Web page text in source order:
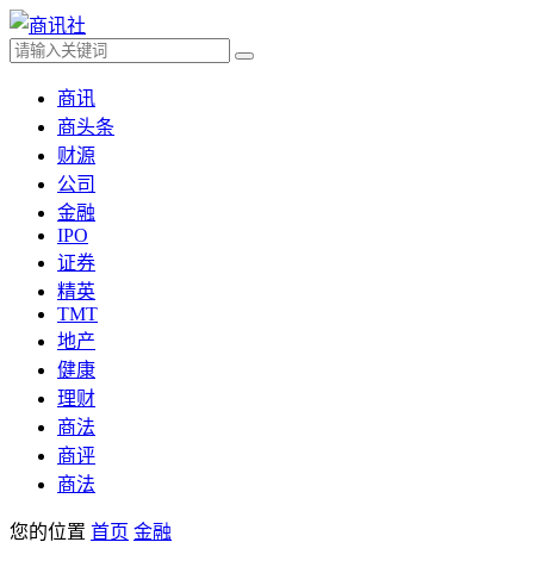
商讯
商头条
财源
公司
金融
IPO
证券
精英
TMT
地产
健康
理财
商法
商评
商法
您的位置 首页 金融